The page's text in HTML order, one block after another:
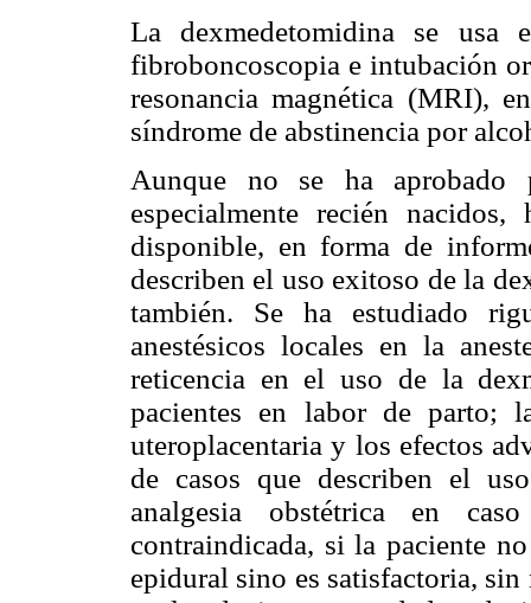
La dexmedetomidina se usa
fibroboncoscopia e intubación
resonancia magnética (MRI),
síndrome de abstinencia por
Aunque no se ha aprobado
especialmente recién
disponible, en forma de
describen el uso exitoso de la
también. Se ha estudiado
anestésicos locales en la
reticencia en el uso de la
pacientes en labor de parto;
uteroplacentaria y los efectos
de casos que describen el
analgesia obstétrica en
contraindicada, si la paciente
epidural sino es satisfactoria,